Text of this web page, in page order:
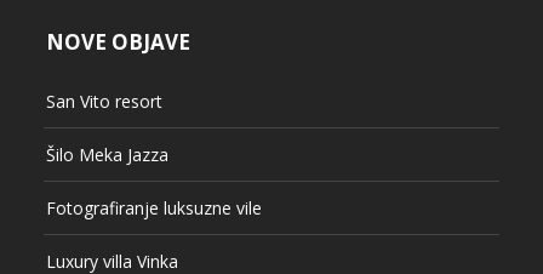
NOVE OBJAVE
San Vito resort
Šilo Meka Jazza
Fotografiranje luksuzne vile
Luxury villa Vinka